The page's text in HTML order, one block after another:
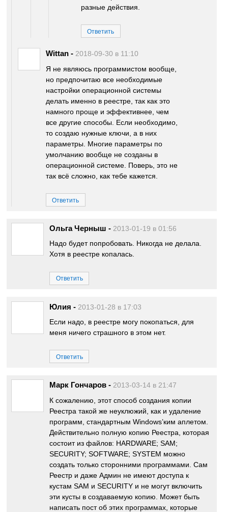
разные действия.
Ответить
Wittan - 2018-09-30 в 11:10
Я не являюсь программистом вообще,
но предпочитаю все необходимые
настройки операционной системы
делать именно в реестре, так как это
намного проще и эффективнее, чем
все другие способы. Если необходимо,
то создаю нужные ключи, а в них
параметры. Многие параметры по
умолчанию вообще не созданы в
операционной системе. Поверь, это не
так всё сложно, как тебе кажется.
Ответить
Ольга Черныш - 2013-01-19 в 01:56
Надо будет попробовать. Никогда не делала.
Хотя в реестре копалась.
Ответить
Юлия - 2013-01-28 в 17:03
Если надо, в реестре могу покопаться, для
меня ничего страшного в этом нет.
Ответить
Марк Гончаров - 2013-03-14 в 21:47
К сожалению, этот способ создания копии
Реестра такой же неуклюжий, как и удаление
программ, стандартным Windows’ким аплетом.
Действительно полную копию Реестра, которая
состоит из файлов: HARDWARE; SAM;
SECURITY; SOFTWARE; SYSTEM можно
создать только сторонними программами. Сам
Реестр и даже Админ не имеют доступа к
кустам SAM и SECURITY и не могут включить
эти кусты в создаваемую копию. Может быть
написать пост об этих программах, которые